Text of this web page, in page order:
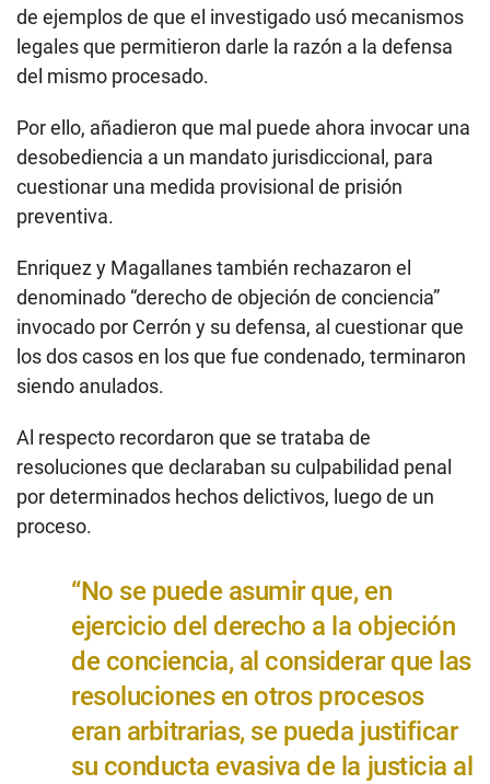
de ejemplos de que el investigado usó mecanismos
legales que permitieron darle la razón a la defensa
del mismo procesado.
Por ello, añadieron que mal puede ahora invocar una
desobediencia a un mandato jurisdiccional, para
cuestionar una medida provisional de prisión
preventiva.
Enriquez y Magallanes también rechazaron el
denominado “derecho de objeción de conciencia”
invocado por Cerrón y su defensa, al cuestionar que
los dos casos en los que fue condenado, terminaron
siendo anulados.
Al respecto recordaron que se trataba de
resoluciones que declaraban su culpabilidad penal
por determinados hechos delictivos, luego de un
proceso.
“No se puede asumir que, en
ejercicio del derecho a la objeción
de conciencia, al considerar que las
resoluciones en otros procesos
eran arbitrarias, se pueda justificar
su conducta evasiva de la justicia al